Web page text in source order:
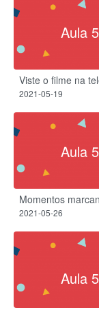
Aula
Viste o filme na
2021-05-19
Aula
Momentos
2021-05-26
Aula